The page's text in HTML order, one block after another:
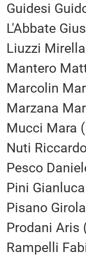
Guidesi
L'Abbate
Liuzzi
Mantero
Marcolin
Marzana
Mucci Mara
Nuti
Pesco
Pini
Pisano
Prodani Aris
Rampelli